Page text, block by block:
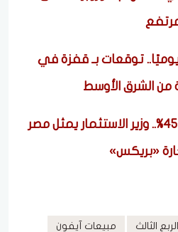
يوميًا.. توقعات بـ قفزة في
من الشرق الأوسط
بعد قفزة الصادرات بـ 45%.. وزير الاستثمار يمثل مصر
«بريكس»
الثالث مبيعات آيفون